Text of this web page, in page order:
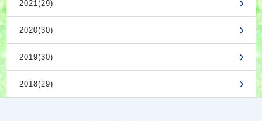
2021(29)
2020(30)
2019(30)
2018(29)